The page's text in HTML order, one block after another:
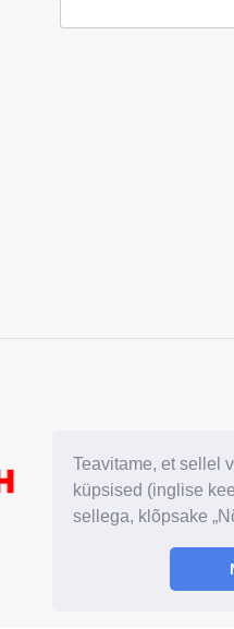
Teavitame, et sellel
küpsised (inglise
sellega, klõpsake